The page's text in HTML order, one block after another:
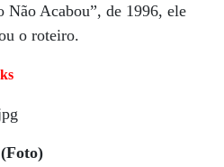
Não Acabou”, de 1996, ele
o roteiro.